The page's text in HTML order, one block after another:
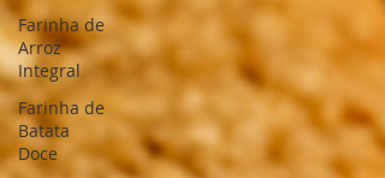
Farinha de
Arroz
Integral
Farinha de
Batata
Doce